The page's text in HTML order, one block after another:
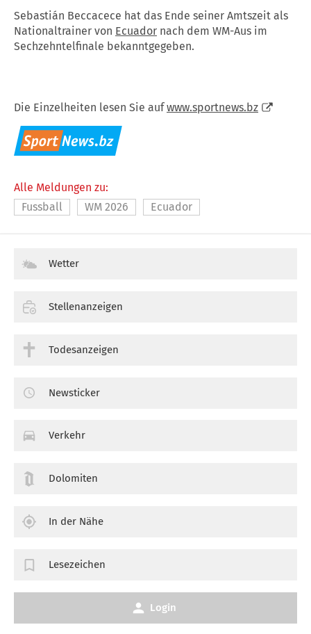
Sebastián Beccacece hat das Ende seiner Amtszeit als
Nationaltrainer von Ecuador nach dem WM-Aus im
Sechzehntelfinale bekanntgegeben.
Die Einzelheiten lesen Sie aufwww.sportnews.bz
Alle Meldungen zu:
Fussball
WM 2026 Ecuador
Wetter
Stellenanzeigen
Todesanzeigen
Newsticker
Verkehr
Dolomiten
In der Nähe
Lesezeichen
Login